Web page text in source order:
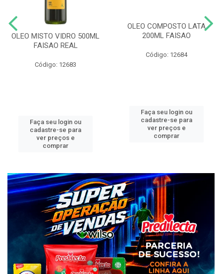
OLEO MISTO VIDRO 500ML
FAISAO REAL
Código: 12683
Faça seu login ou
cadastre-se para
ver preços e
comprar
OLEO COMPOSTO LATA
200ML FAISAO
Código: 12684
Faça seu login ou
cadastre-se para
ver preços e
comprar